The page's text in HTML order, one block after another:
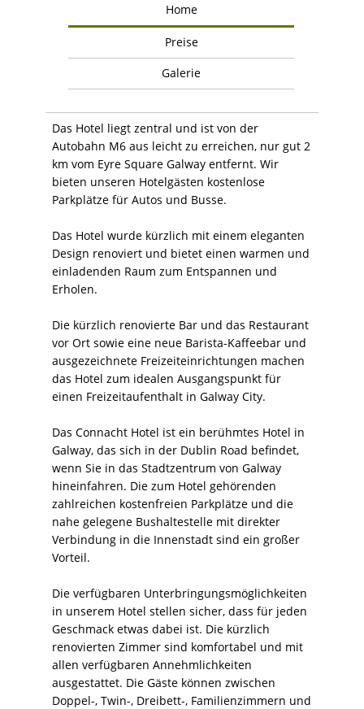
Home
Preise
Galerie
Das Hotel liegt zentral und ist von der
Autobahn M6 aus leicht zu erreichen, nur gut 2
km vom Eyre Square Galway entfernt. Wir
bieten unseren Hotelgästen kostenlose
Parkplätze für Autos und Busse.
Das Hotel wurde kürzlich mit einem eleganten
Design renoviert und bietet einen warmen und
einladenden Raum zum Entspannen und
Erholen.
Die kürzlich renovierte Bar und das Restaurant
vor Ort sowie eine neue Barista-Kaffeebar und
ausgezeichnete Freizeiteinrichtungen machen
das Hotel zum idealen Ausgangspunkt für
einen Freizeitaufenthalt in Galway City.
Das Connacht Hotel ist ein berühmtes Hotel in
Galway, das sich in der Dublin Road befindet,
wenn Sie in das Stadtzentrum von Galway
hineinfahren. Die zum Hotel gehörenden
zahlreichen kostenfreien Parkplätze und die
nahe gelegene Bushaltestelle mit direkter
Verbindung in die Innenstadt sind ein großer
Vorteil.
Die verfügbaren Unterbringungsmöglichkeiten
in unserem Hotel stellen sicher, dass für jeden
Geschmack etwas dabei ist. Die kürzlich
renovierten Zimmer sind komfortabel und mit
allen verfügbaren Annehmlichkeiten
ausgestattet. Die Gäste können zwischen
Doppel-, Twin-, Dreibett-, Familienzimmern und